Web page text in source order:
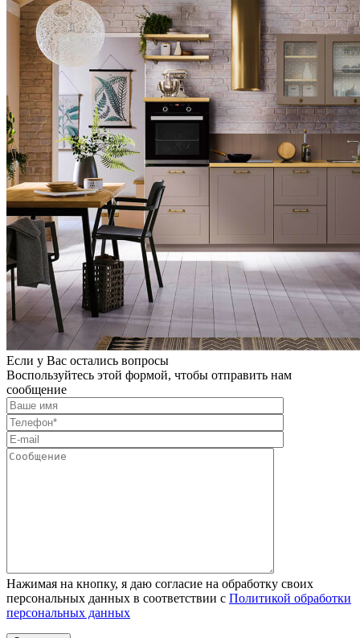
Если у Вас остались вопросы
Воспользуйтесь этой формой, чтобы отправить нам
сообщение
Нажимая на кнопку, я даю согласие на обработку своих
персональных данных в соответствии с Политикой обработки
персональных данных